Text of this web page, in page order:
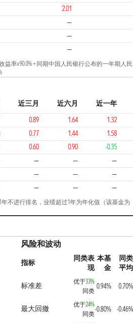
2.01
—
—
—
率x90.0% + 同期中国人民银行公布的一年期人民
近三月 近六月
近一年
0.89 1.64
1.32
0.77 1.44
1.58
0.60 0.90
-0.35
— —
—
— —
—
— — —
年不进行排名，业绩超过1年为年化值（该基金为
风险和波动
指标
同类表
现
本基
金
同类
平均
标准差
优于33%
同类
0.94% 0.70%
最大回撤 优于24%
同类
-0.80% -0.46%